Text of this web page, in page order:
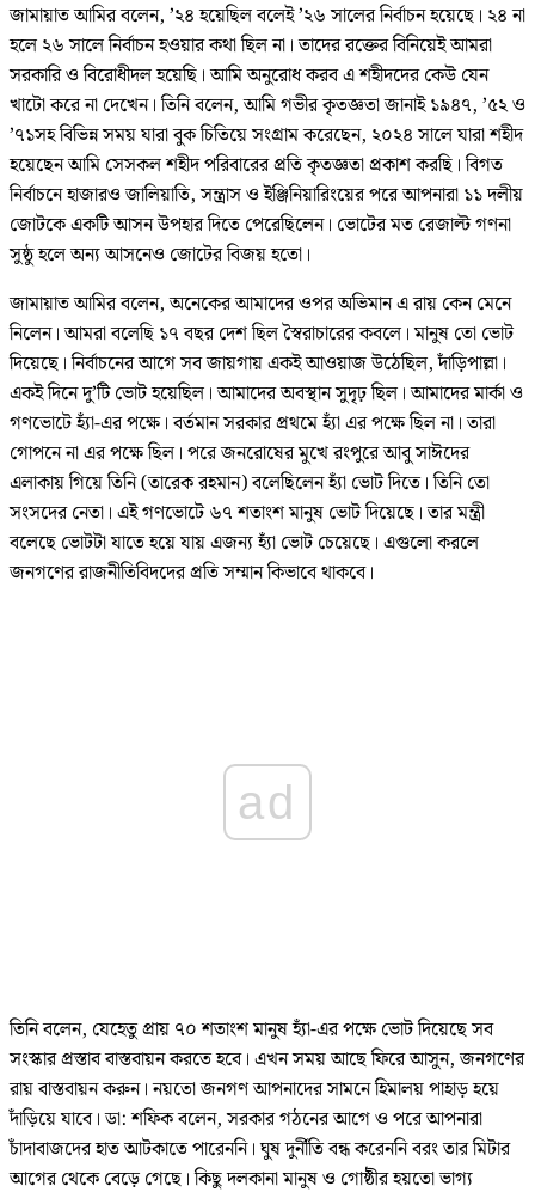
জামায়াত আমির বলেন, ’২৪ হয়েছিল বলেই ’২৬ সালের নির্বাচন হয়েছে। ২৪ না
হলে ২৬ সালে নির্বাচন হওয়ার কথা ছিল না। তাদের রক্তের বিনিয়েই আমরা
সরকারি ও বিরোধীদল হয়েছি। আমি অনুরোধ করব এ শহীদদের কেউ যেন
খাটো করে না দেখেন। তিনি বলেন, আমি গভীর কৃতজ্ঞতা জানাই ১৯৪৭, ’৫২ ও
’৭১সহ বিভিন্ন সময় যারা বুক চিতিয়ে সংগ্রাম করেছেন, ২০২৪ সালে যারা শহীদ
হয়েছেন আমি সেসকল শহীদ পরিবারের প্রতি কৃতজ্ঞতা প্রকাশ করছি। বিগত
নির্বাচনে হাজারও জালিয়াতি, সন্ত্রাস ও ইঞ্জিনিয়ারিংয়ের পরে আপনারা ১১ দলীয়
জোটকে একটি আসন উপহার দিতে পেরেছিলেন। ভোটের মত রেজাল্ট গণনা
সুষ্ঠু হলে অন্য আসনেও জোটের বিজয় হতো।
জামায়াত আমির বলেন, অনেকের আমাদের ওপর অভিমান এ রায় কেন মেনে
নিলেন। আমরা বলেছি ১৭ বছর দেশ ছিল স্বৈরাচারের কবলে। মানুষ তো ভোট
দিয়েছে। নির্বাচনের আগে সব জায়গায় একই আওয়াজ উঠেছিল, দাঁড়িপাল্লা।
একই দিনে দু’টি ভোট হয়েছিল। আমাদের অবস্থান সুদৃঢ় ছিল। আমাদের মার্কা ও
গণভোটে হ্যাঁ-এর পক্ষে। বর্তমান সরকার প্রথমে হ্যাঁ এর পক্ষে ছিল না। তারা
গোপনে না এর পক্ষে ছিল। পরে জনরোষের মুখে রংপুরে আবু সাঈদের
এলাকায় গিয়ে তিনি (তারেক রহমান) বলেছিলেন হ্যাঁ ভোট দিতে। তিনি তো
সংসদের নেতা। এই গণভোটে ৬৭ শতাংশ মানুষ ভোট দিয়েছে। তার মন্ত্রী
বলেছে ভোটটা যাতে হয়ে যায় এজন্য হ্যাঁ ভোট চেয়েছে। এগুলো করলে
জনগণের রাজনীতিবিদদের প্রতি সম্মান কিভাবে থাকবে।
ad
তিনি বলেন, যেহেতু প্রায় ৭০ শতাংশ মানুষ হ্যাঁ-এর পক্ষে ভোট দিয়েছে সব
সংস্কার প্রস্তাব বাস্তবায়ন করতে হবে। এখন সময় আছে ফিরে আসুন, জনগণের
রায় বাস্তবায়ন করুন। নয়তো জনগণ আপনাদের সামনে হিমালয় পাহাড় হয়ে
দাঁড়িয়ে যাবে। ডা: শফিক বলেন, সরকার গঠনের আগে ও পরে আপনারা
চাঁদাবাজদের হাত আটকাতে পারেননি। ঘুষ দুর্নীতি বন্ধ করেননি বরং তার মিটার
আগের থেকে বেড়ে গেছে। কিছু দলকানা মানুষ ও গোষ্ঠীর হয়তো ভাগ্য